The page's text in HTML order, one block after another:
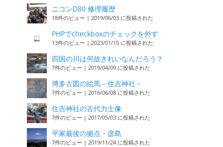
ニコンD80 修理履歴
18件のビュー | 2019/06/03 に投稿された
PHPでcheckboxのチェックを外す
13件のビュー | 2023/01/15 に投稿された
四国の川は何故きれいなんだろう？
7件のビュー | 2019/04/09 に投稿された
博多古図の絵馬－住吉神社－
7件のビュー | 2016/06/08 に投稿された
住吉神社の古代力士像
7件のビュー | 2017/05/03 に投稿された
平家最後の拠点・彦島
7件のビュー | 2019/11/24 に投稿された